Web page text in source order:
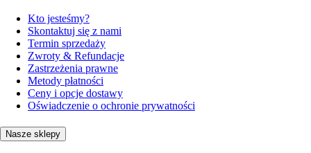
Kto jesteśmy?
Skontaktuj się z nami
Termin sprzedaży
Zwroty & Refundacje
Zastrzeżenia prawne
Metody płatności
Ceny i opcje dostawy
Oświadczenie o ochronie prywatności
Nasze sklepy